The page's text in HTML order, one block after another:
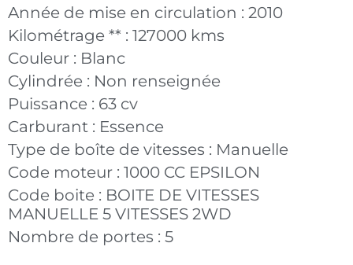
Année de mise en circulation : 2010
Kilométrage ** : 127000 kms
Couleur : Blanc
Cylindrée : Non renseignée
Puissance : 63 cv
Carburant : Essence
Type de boîte de vitesses : Manuelle
Code moteur : 1000 CC EPSILON
Code boite : BOITE DE VITESSES
MANUELLE 5 VITESSES 2WD
Nombre de portes : 5